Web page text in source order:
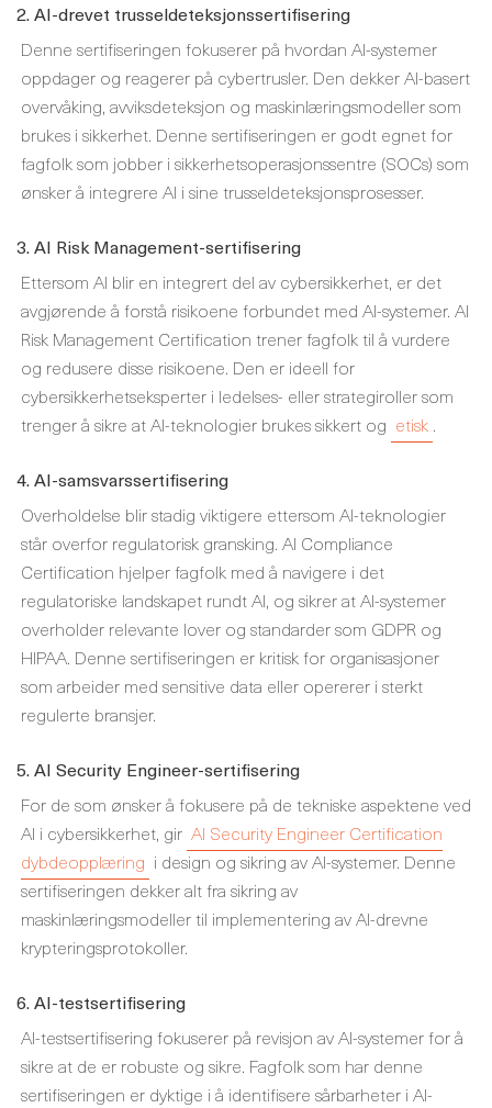
2. AI-drevet trusseldeteksjonssertifisering
Denne sertifiseringen fokuserer på hvordan AI-systemer
oppdager og reagerer på cybertrusler. Den dekker AI-basert
overvåking, avviksdeteksjon og maskinlæringsmodeller som
brukes i sikkerhet. Denne sertifiseringen er godt egnet for
fagfolk som jobber i sikkerhetsoperasjonssentre (SOCs) som
ønsker å integrere AI i sine trusseldeteksjonsprosesser.
3. AI Risk Management-sertifisering
Ettersom AI blir en integrert del av cybersikkerhet, er det
avgjørende å forstå risikoene forbundet med AI-systemer. AI
Risk Management Certification trener fagfolk til å vurdere
og redusere disse risikoene. Den er ideell for
cybersikkerhetseksperter i ledelses- eller strategiroller som
trenger å sikre at AI-teknologier brukes sikkert og etisk .
4. AI-samsvarssertifisering
Overholdelse blir stadig viktigere ettersom AI-teknologier
står overfor regulatorisk gransking. AI Compliance
Certification hjelper fagfolk med å navigere i det
regulatoriske landskapet rundt AI, og sikrer at AI-systemer
overholder relevante lover og standarder som GDPR og
HIPAA. Denne sertifiseringen er kritisk for organisasjoner
som arbeider med sensitive data eller opererer i sterkt
regulerte bransjer.
5. AI Security Engineer-sertifisering
For de som ønsker å fokusere på de tekniske aspektene ved
AI i cybersikkerhet, gir AI Security Engineer Certification
dybdeopplæring i design og sikring av AI-systemer. Denne
sertifiseringen dekker alt fra sikring av
maskinlæringsmodeller til implementering av AI-drevne
krypteringsprotokoller.
6. AI-testsertifisering
AI-testsertifisering fokuserer på revisjon av AI-systemer for å
sikre at de er robuste og sikre. Fagfolk som har denne
sertifiseringen er dyktige i å identifisere sårbarheter i AI-